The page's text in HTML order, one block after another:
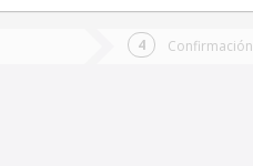
Confirmación